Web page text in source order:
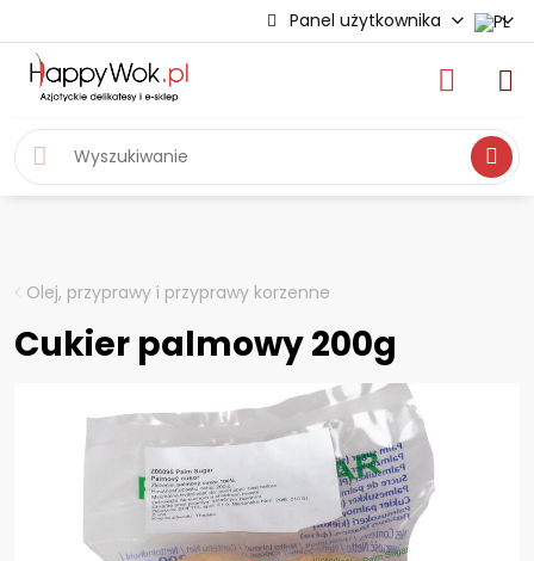
Panel użytkownika
Olej, przyprawy i przyprawy korzenne
Cukier palmowy 200g